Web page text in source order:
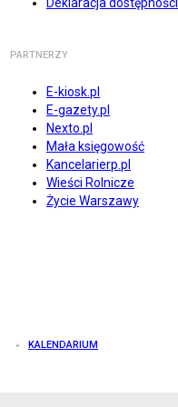
PARTNERZY
E-kiosk.pl
E-gazety.pl
Nexto.pl
Mała księgowość
Kancelarierp.pl
Wieści Rolnicze
Życie Warszawy
KALENDARIUM